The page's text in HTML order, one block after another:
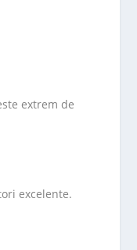
extrem de
excelente.